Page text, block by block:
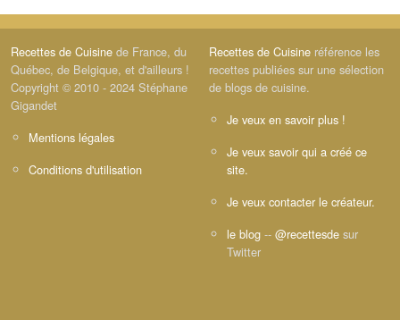
Recettes de Cuisine de France, du
Québec, de Belgique, et d'ailleurs !
Copyright © 2010 - 2024 Stéphane
Gigandet
Mentions légales
Conditions d'utilisation
Recettes de Cuisine référence les
recettes publiées sur une sélection
de blogs de cuisine.
Je veux en savoir plus !
Je veux savoir qui a créé ce
site.
Je veux contacter le créateur.
le blog -- @recettesde sur
Twitter